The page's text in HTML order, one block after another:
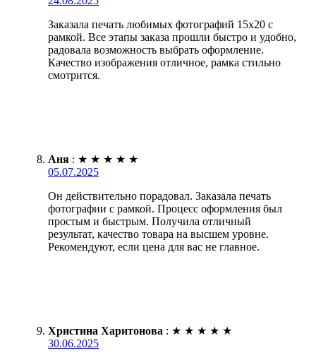
Заказала печать любимых фотографий 15х20 с
рамкой. Все этапы заказа прошли быстро и удобно,
радовала возможность выбрать оформление.
Качество изображения отличное, рамка стильно
смотрится.
Аня : ★ ★ ★ ★ ★
05.07.2025
Он действительно порадовал. Заказала печать
фотографии с рамкой. Процесс оформления был
простым и быстрым. Получила отличный
результат, качество товара на высшем уровне.
Рекомендуют, если цена для вас не главное.
Христина Харитонова : ★ ★ ★ ★ ★
30.06.2025